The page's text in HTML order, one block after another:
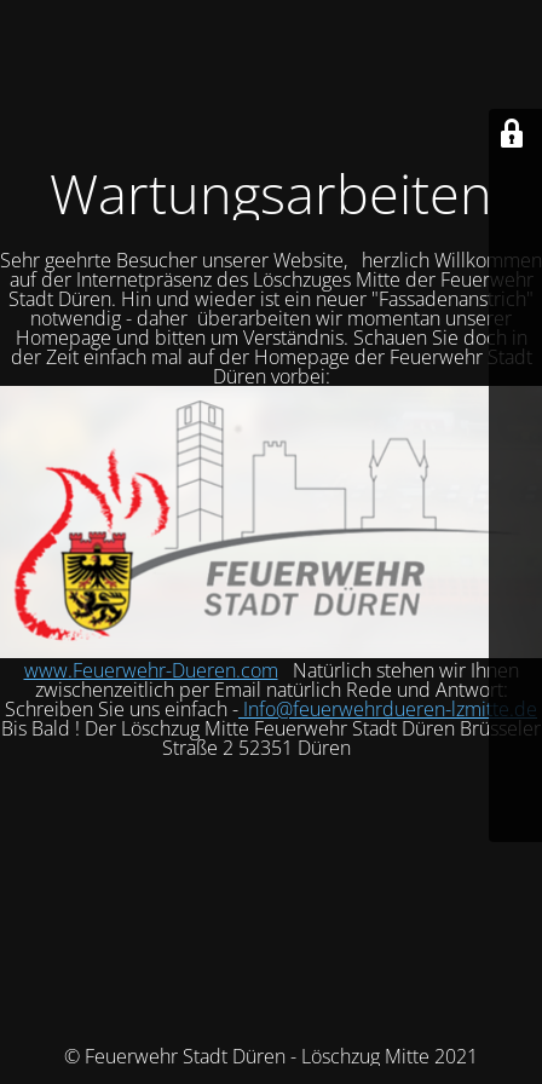
Wartungsarbeiten
Sehr geehrte Besucher unserer Website, herzlich Willkommen
auf der Internetpräsenz des Löschzuges Mitte der Feuerwehr
Stadt Düren. Hin und wieder ist ein neuer "Fassadenanstrich"
notwendig - daher überarbeiten wir momentan unserer
Homepage und bitten um Verständnis. Schauen Sie doch in
der Zeit einfach mal auf der Homepage der Feuerwehr Stadt
Düren vorbei:
www.Feuerwehr-Dueren.com Natürlich stehen wir Ihnen
zwischenzeitlich per Email natürlich Rede und Antwort:
Schreiben Sie uns einfach - Info@feuerwehrdueren-lzmitte.de
Bis Bald ! Der Löschzug Mitte Feuerwehr Stadt Düren Brüsseler
Straße 2 52351 Düren
© Feuerwehr Stadt Düren - Löschzug Mitte 2021